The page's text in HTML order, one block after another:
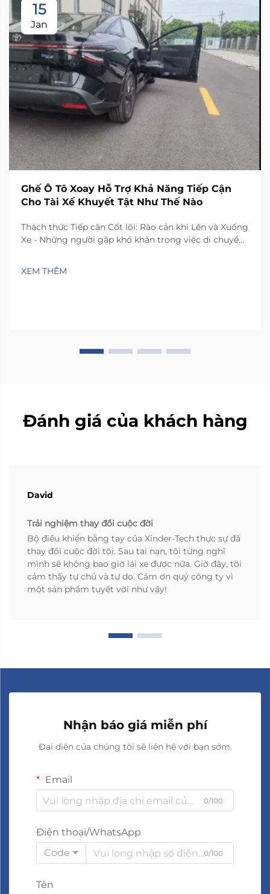
15
Jan
Ghế Ô Tô Xoay Hỗ Trợ Khả Năng Tiếp Cận
Cho Tài Xế Khuyết Tật Như Thế Nào
Thách thức Tiếp cận Cốt lõi: Rào cản khi Lên và Xuống
Xe - Những người gặp khó khăn trong việc di chuyển
khi lên xuống ghế xe hơi thông thường. Không gian
bên trong hầu hết các phương tiện quá chật hẹp,
XEM THÊM
Đánh giá của khách hàng
David
Trải nghiệm thay đổi cuộc đời
Bộ điều khiển bằng tay của Xinder-Tech thực sự đã
thay đổi cuộc đời tôi. Sau tai nạn, tôi từng nghĩ
mình sẽ không bao giờ lái xe được nữa. Giờ đây, tôi
cảm thấy tự chủ và tự do. Cảm ơn quý công ty vì
một sản phẩm tuyệt vời như vậy!
Nhận báo giá miễn phí
Đại diện của chúng tôi sẽ liên hệ với bạn sớm.
Email
0/100
Điện thoại/WhatsApp
Code
0/100
Tên